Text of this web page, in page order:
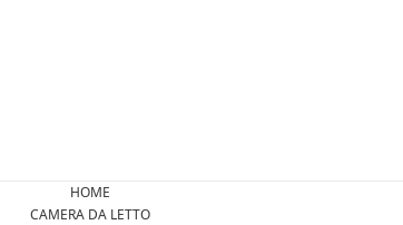
HOME
CAMERA DA LETTO